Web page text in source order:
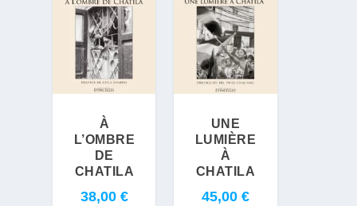
À
L’OMBRE
DE
CHATILA
38,00 €
UNE
LUMIÈRE
À
CHATILA
45,00 €